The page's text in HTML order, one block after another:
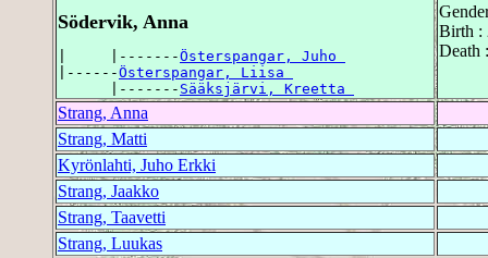
Södervik, Anna
|     |-------Österspangar, Juho
|------Österspangar, Liisa
      |-------
Sääksjärvi, Kreetta
Birth :
Death
Strang, Anna
Strang, Matti
Kyrönlahti, Juho Erkki
Strang, Jaakko
Strang, Taavetti
Strang, Luukas